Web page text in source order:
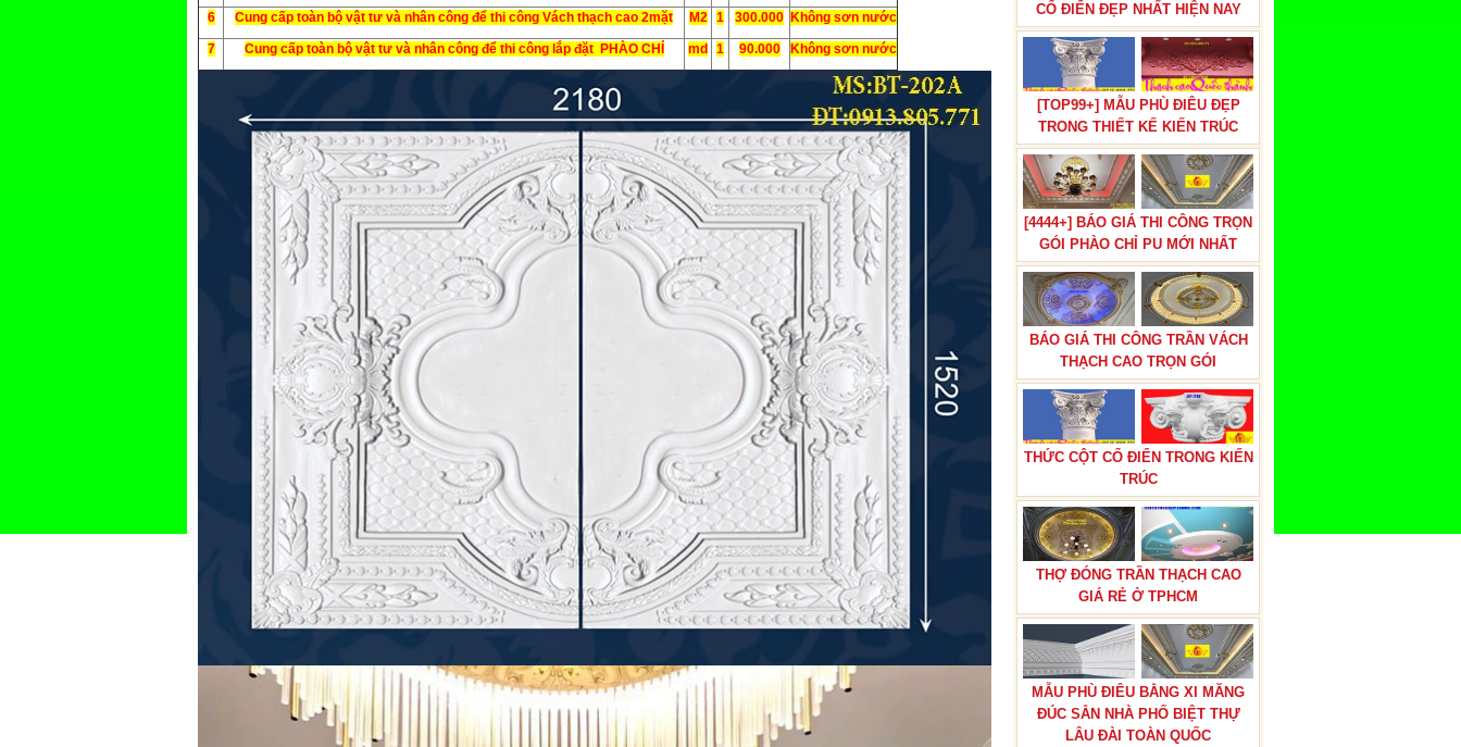
6 Cung cấp toàn bộ vật tư và nhân công để thi công Vách thạch cao 2mặt M2 1 300.000 Không sơn nước
7 Cung cấp toàn bộ vật tư và nhân công để thi công lắp đặt PHÀO CHỈ md 1 90.000 Không sơn nước
CỔ ĐIỂN ĐẸP NHẤT HIỆN NAY
[TOP99+] MẪU PHÙ ĐIÊU ĐẸP
TRONG THIẾT KẾ KIẾN TRÚC
[4444+] BÁO GIÁ THI CÔNG TRỌN
GÓI PHÀO CHỈ PU MỚI NHẤT
BÁO GIÁ THI CÔNG TRẦN VÁCH
THẠCH CAO TRỌN GÓI
THỨC CỘT CỔ ĐIỂN TRONG KIẾN
TRÚC
THỢ ĐÓNG TRẦN THẠCH CAO
GIÁ RẺ Ở TPHCM
MẪU PHÙ ĐIÊU BẰNG XI MĂNG
ĐÚC SẴN NHÀ PHỐ BIỆT THỰ
LÂU ĐÀI TOÀN QUỐC